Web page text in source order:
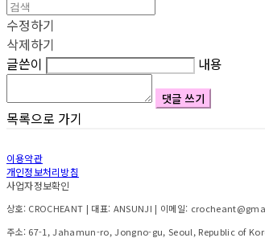
수정하기
삭제하기
글쓴이
내용
댓글 쓰기
목록으로 가기
이용약관
개인정보처리방침
사업자정보확인
상호: CROCHEANT | 대표: ANSUNJI | 이메일:
주소: 67-1, Jahamun-ro, Jongno-gu, Seoul, Republic of